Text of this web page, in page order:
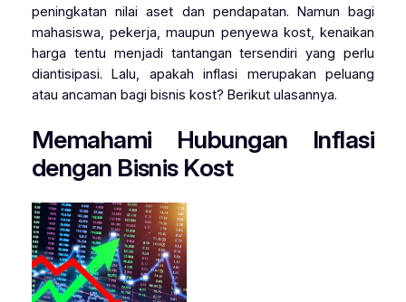
peningkatan nilai aset dan pendapatan. Namun bagi
mahasiswa, pekerja, maupun penyewa kost, kenaikan
harga tentu menjadi tantangan tersendiri yang perlu
diantisipasi. Lalu, apakah inflasi merupakan peluang
atau ancaman bagi bisnis kost? Berikut ulasannya.
Memahami Hubungan Inflasi
dengan Bisnis Kost